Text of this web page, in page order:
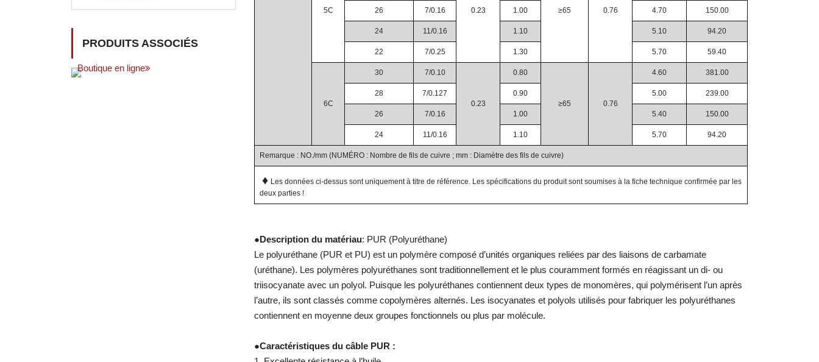
5C 0.23 ≥65 0.76
26 7/0.16 1.00 4.70 150.00
24 11/0.16 1.10 5.10 94.20
22 7/0.25 1.30 5.70 59.40
6C
30 7/0.10
0.23
0.80
≥65 0.76
4.60 381.00
28 7/0.127 0.90 5.00 239.00
26 7/0.16 1.00 5.40 150.00
24 11/0.16 1.10 5.70 94.20
Remarque : NO./mm (NUMÉRO : Nombre de fils de cuivre ; mm : Diamètre des fils de cuivre)
♦ Les données ci-dessus sont uniquement à titre de référence. Les spécifications du produit sont soumises à la fiche technique confirmée par les
deux parties !
●Description du matériau: PUR (Polyuréthane)
Le polyuréthane (PUR et PU) est un polymère composé d’unités organiques reliées par des liaisons de carbamate
(uréthane). Les polymères polyuréthanes sont traditionnellement et le plus couramment formés en réagissant un di- ou
triisocyanate avec un polyol. Puisque les polyuréthanes contiennent deux types de monomères, qui polymérisent l’un après
l’autre, ils sont classés comme copolymères alternés. Les isocyanates et polyols utilisés pour fabriquer les polyuréthanes
contiennent en moyenne deux groupes fonctionnels ou plus par molécule.
●Caractéristiques du câble PUR :
PRODUITS ASSOCIÉS
Boutique en ligne